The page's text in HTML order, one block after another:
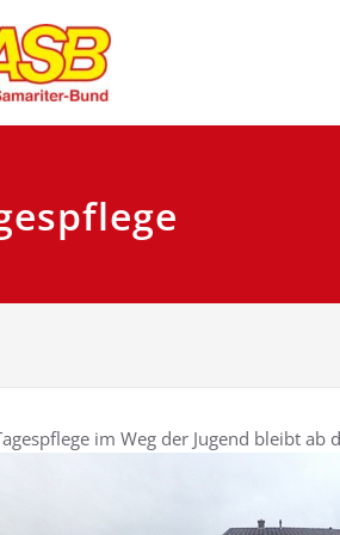
ASB
im Weg der Jugend bleibt ab